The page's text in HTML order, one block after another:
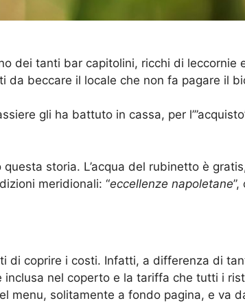
dei tanti bar capitolini, ricchi di leccornie
beccare il locale che non fa pagare il
gli ha battuto in cassa, per
storia. L’acqua del rubinetto è
meridionali: “eccellenze napoletane
di coprire i costi. Infatti, a differenza di
nel coperto e la tariffa che tutti i
solitamente a fondo pagina, e va